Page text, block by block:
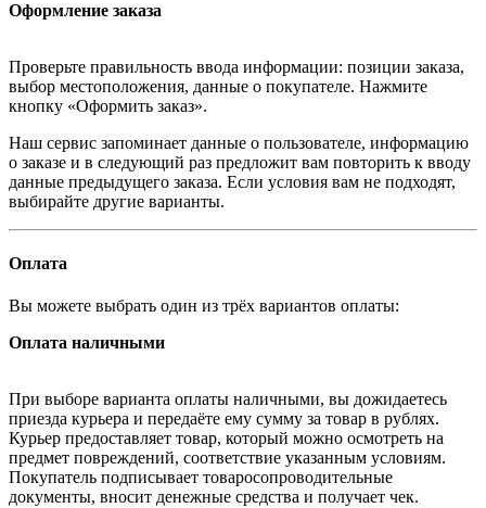
Оформление заказа
Проверьте правильность ввода информации: позиции заказа,
выбор местоположения, данные о покупателе. Нажмите
кнопку «Оформить заказ».
Наш сервис запоминает данные о пользователе, информацию
о заказе и в следующий раз предложит вам повторить к вводу
данные предыдущего заказа. Если условия вам не подходят,
выбирайте другие варианты.
Оплата
Вы можете выбрать один из трёх вариантов оплаты:
Оплата наличными
При выборе варианта оплаты наличными, вы дожидаетесь
приезда курьера и передаёте ему сумму за товар в рублях.
Курьер предоставляет товар, который можно осмотреть на
предмет повреждений, соответствие указанным условиям.
Покупатель подписывает товаросопроводительные
документы, вносит денежные средства и получает чек.